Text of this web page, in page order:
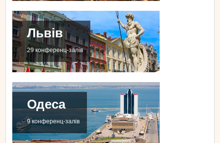
Львів
29 конференц-залів
Одеса
9 конференц-залів